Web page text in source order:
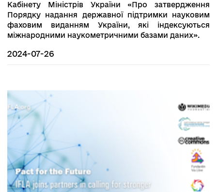
Кабінету Міністрів України «Про затвердження
Порядку надання державної підтримки науковим
фаховим виданням України, які індексуються
міжнародними наукометричними базами даних».
2024-07-26